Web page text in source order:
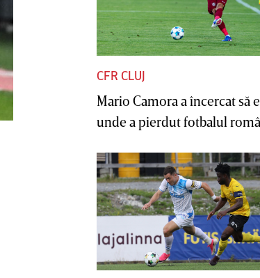
CFR CLUJ
Mario Camora a încercat să
unde a pierdut fotbalul